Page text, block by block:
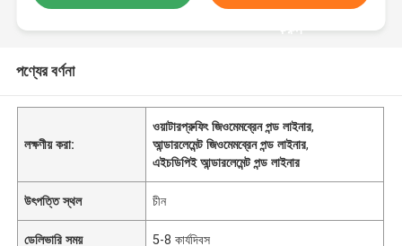
করুন
পণ্যের বর্ণনা
লক্ষণীয় করা:
ওয়াটারপ্রুফিং জিওমেমব্রেন পন্ড লাইনার,
আন্ডারলেমেন্ট জিওমেমব্রেন পন্ড লাইনার,
এইচডিপিই আন্ডারলেমেন্ট পন্ড লাইনার
উৎপত্তি স্থল চীন
ডেলিভারি সময় 5-8 কার্যদিবস